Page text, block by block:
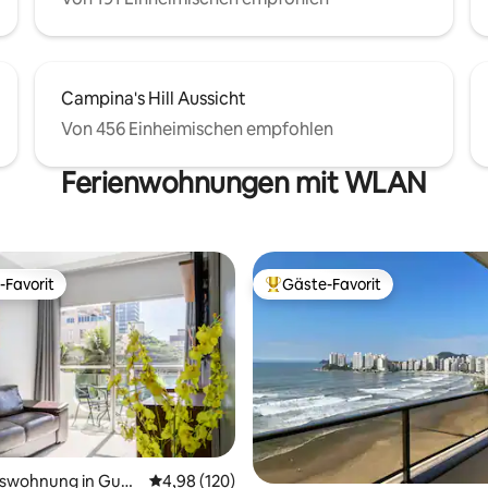
Campina's Hill Aussicht
Von 456 Einheimischen empfohlen
Ferienwohnungen mit WLAN
4,96 von 5, 166 Bewertungen
Favorit.
Favorit
in Guar Durchschnittliche Bewertung: 4,98 von 5,
4,98 (120)
Beliebter Gäste-Favorit.
Gäste-Favorit